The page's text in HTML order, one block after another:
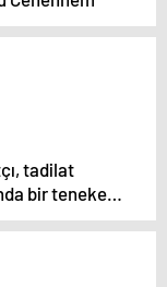
tadilat
bir teneke
İşte
düşen pay